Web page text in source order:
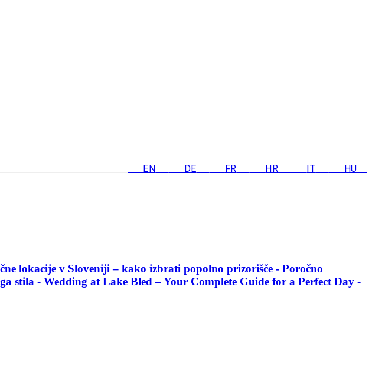
EN DE FR HR IT HU
lokacije v Sloveniji – kako izbrati popolno prizorišče - Poročno
stila - Wedding at Lake Bled – Your Complete Guide for a Perfect Day -